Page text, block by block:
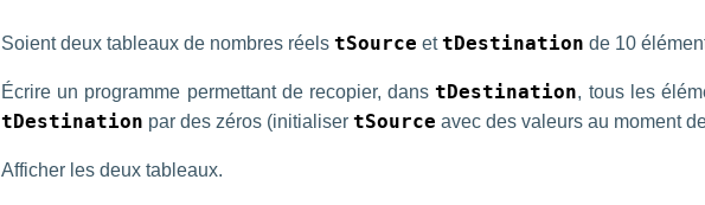
Soient deux tableaux de nombres réels tSource ettDestination de 10
Écrire un programme permettant de recopier, danstDestination, tous les
tDestination par des zéros (initialiser tSource avec des valeurs au moment
Afficher les deux tableaux.